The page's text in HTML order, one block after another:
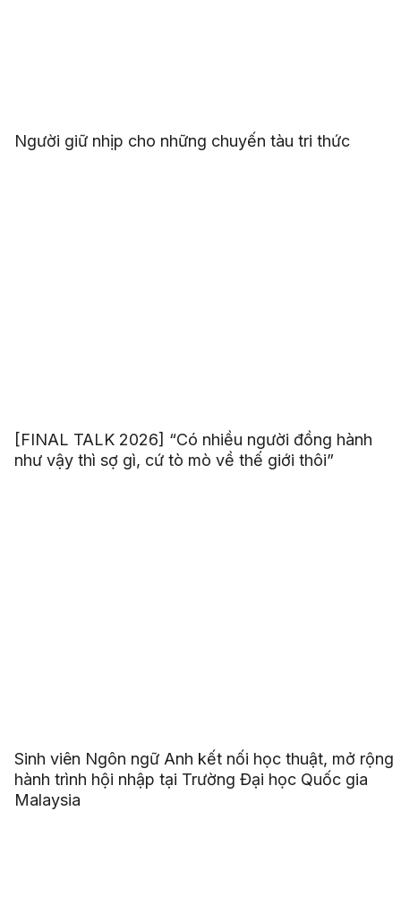
Người giữ nhịp cho những chuyến tàu tri thức
[FINAL TALK 2026] “Có nhiều người đồng hành
như vậy thì sợ gì, cứ tò mò về thế giới thôi”
Sinh viên Ngôn ngữ Anh kết nối học thuật, mở rộng
hành trình hội nhập tại Trường Đại học Quốc gia
Malaysia